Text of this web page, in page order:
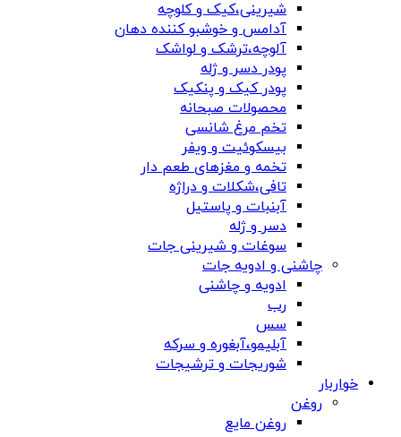
شیرینی،کیک و کلوچه
آدامس و خوشبو کننده دهان
آلوچه،ترشک و لواشک
پودر دسر و ژله
پودر کیک و پنکیک
محصولات صبحانه
تخم مرغ شانسی
بیسکوئیت و ویفر
تخمه و مغزهای طعم دار
تافی،شکلات و دراژه
آبنبات و پاستیل
دسر و ژله
سوغات و شیرینی جات
چاشنی و ادویه جات
ادویه و چاشنی
رب
سس
آبلیمو،آبغوره و سرکه
شوریجات و ترشیجات
خواربار
روغن
روغن مایع